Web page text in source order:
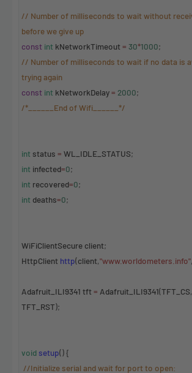
// Number of milliseconds to wait without
before we give up
const int kNetworkTimeout= 30*1000;
// Number of milliseconds to wait if no data is
trying again
const int kNetworkDelay= 2000;
/*______End of Wifi______*/
int status = WL_IDLE_STATUS;
int infected=0;
int recovered=0;
int deaths=0;
WiFiClientSecure client;
HttpClient http(client,"www.worldometers.info",
Adafruit_ILI9341 tft= Adafruit_ILI9341(TFT_CS,
TFT_RST);
void setup() {
//Initialize serial and wait for port to open: